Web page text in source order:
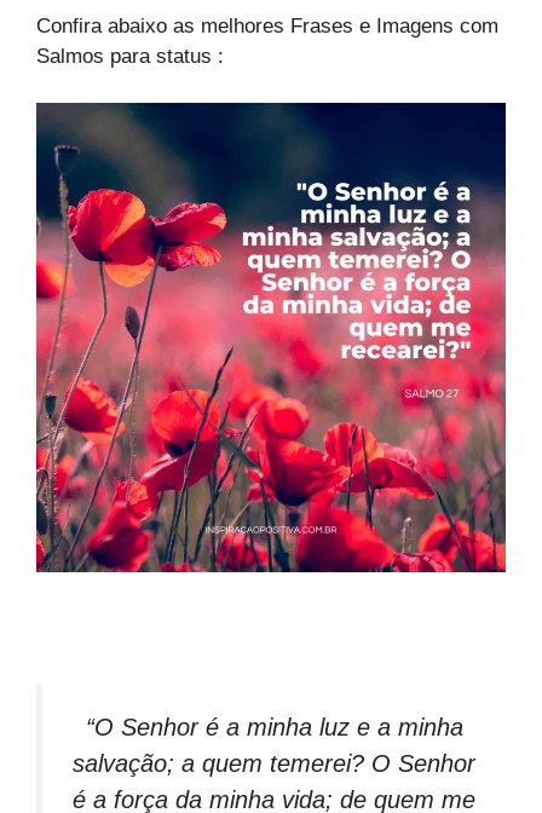
Confira abaixo as melhores Frases e Imagens com
Salmos para status :
“O Senhor é a minha luz e a minha
salvação; a quem temerei? O Senhor
é a força da minha vida; de quem me